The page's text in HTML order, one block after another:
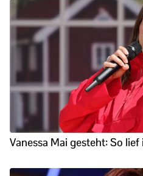
Vanessa Mai gesteht: So